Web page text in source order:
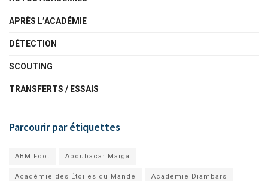
APRÈS L’ACADÉMIE
DÉTECTION
SCOUTING
TRANSFERTS / ESSAIS
Parcourir par étiquettes
ABM Foot Aboubacar Maiga
Académie des Étoiles du Mandé Académie Diambars